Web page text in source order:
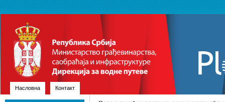
Насловна Контакт